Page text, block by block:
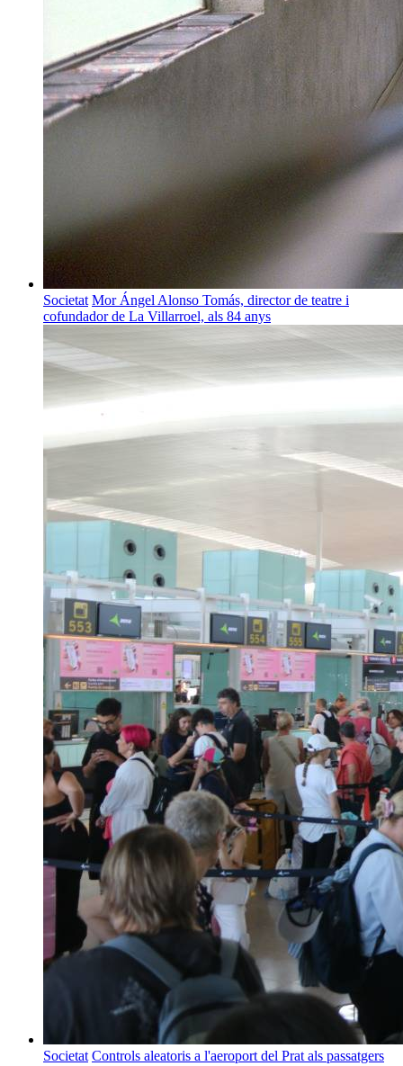
Societat Mor Ángel Alonso Tomás, director de teatre i
cofundador de La Villarroel, als 84 anys
Societat Controls aleatoris a l'aeroport del Prat als passatgers